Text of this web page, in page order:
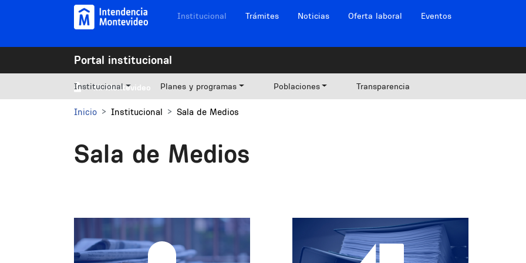
Pasar al contenido principal Navegación sitios
Institucional Trámites Noticias Oferta laboral Eventos
Portal institucional
Mi Montevideo
Institucional Planes y programas Poblaciones Transparencia
Inicio Institucional Sala de Medios
Sala de Medios